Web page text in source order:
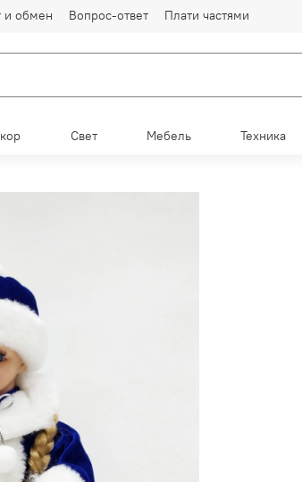
и обмен Вопрос-ответ Плати частями
Свет Мебель Техника